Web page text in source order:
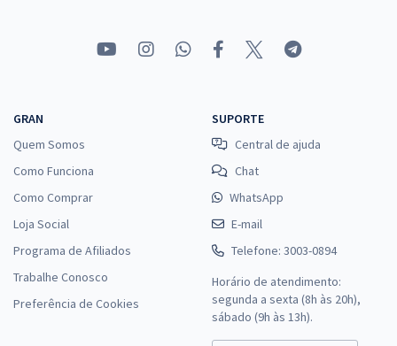
GRAN
Quem Somos
Como Funciona
Como Comprar
Loja Social
Programa de Afiliados
Trabalhe Conosco
Preferência de Cookies
SUPORTE
Central de ajuda
Chat
WhatsApp
E-mail
Telefone: 3003-0894
Horário de atendimento:
segunda a sexta (8h às 20h),
sábado (9h às 13h).